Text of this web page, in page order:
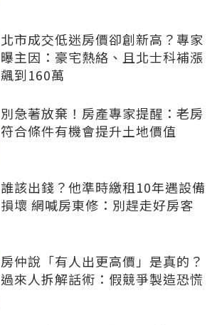
北市成交低迷房價卻創新高？專家
曝主因：豪宅熱絡、且北士科補漲
飆到160萬
別急著放棄！房產專家提醒：老房
符合條件有機會提升土地價值
誰該出錢？他準時繳租10年遇設備
損壞 網喊房東修：別趕走好房客
房仲說「有人出更高價」是真的？
過來人拆解話術：假競爭製造恐慌